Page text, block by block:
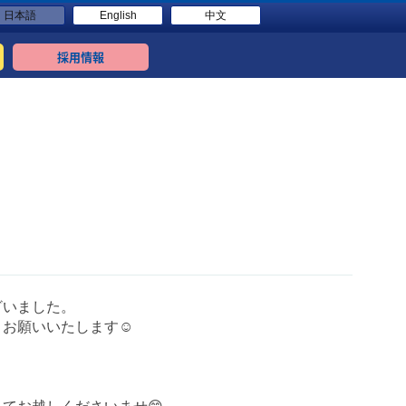
日本語 English 中文
採用情報
ました。
お願いいたします☺